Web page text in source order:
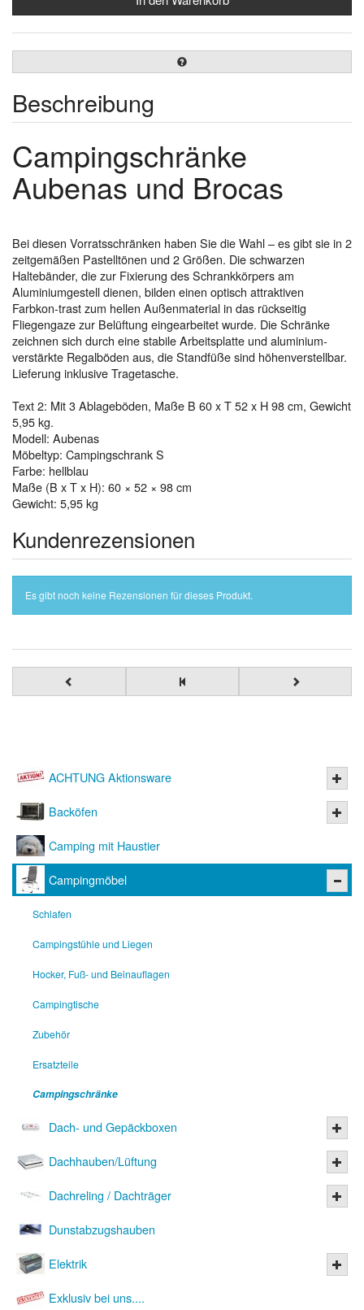
Beschreibung
Campingschränke
Aubenas und Brocas
Bei diesen Vorratsschränken haben Sie die Wahl – es gibt sie in 2
zeitgemäßen Pastelltönen und 2 Größen. Die schwarzen
Haltebänder, die zur Fixierung des Schrankkörpers am
Aluminiumgestell dienen, bilden einen optisch attraktiven
Farbkon-trast zum hellen Außenmaterial in das rückseitig
Fliegengaze zur Belüftung eingearbeitet wurde. Die Schränke
zeichnen sich durch eine stabile Arbeitsplatte und aluminium-
verstärkte Regalböden aus, die Standfüße sind höhenverstellbar.
Lieferung inklusive Tragetasche.
Text 2: Mit 3 Ablageböden, Maße B 60 x T 52 x H 98 cm, Gewicht
5,95 kg.
Modell: Aubenas
Möbeltyp: Campingschrank S
Farbe: hellblau
Maße (B x T x H): 60 × 52 × 98 cm
Gewicht: 5,95 kg
Kundenrezensionen
Es gibt noch keine Rezensionen für dieses Produkt.
ACHTUNG Aktionsware
Backöfen
Camping mit Haustier
Campingmöbel
Schlafen
Campingstühle und Liegen
Hocker, Fuß- und Beinauflagen
Campingtische
Zubehör
Ersatzteile
Campingschränke
Dach- und Gepäckboxen
Dachhauben/Lüftung
Dachreling / Dachträger
Dunstabzugshauben
Elektrik
Exklusiv bei uns....